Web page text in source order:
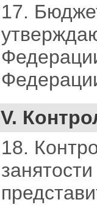
17.
V.
18.